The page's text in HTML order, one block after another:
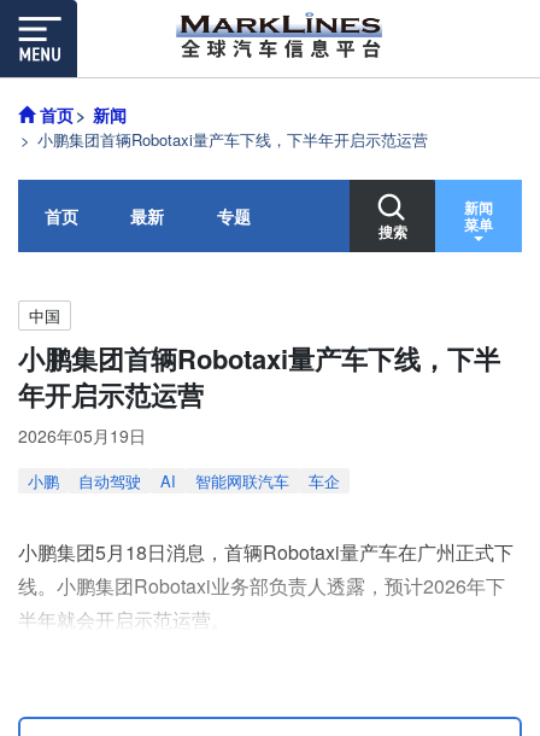
首页 新闻
小鹏集团首辆Robotaxi量产车下线，下半年开启示范运营
首页 最新 专题
搜索
新闻
菜单
中国
小鹏集团首辆Robotaxi量产车下线，下半
年开启示范运营
2026年05月19日
小鹏 自动驾驶 AI 智能网联汽车 车企
小鹏集团5月18日消息，首辆Robotaxi量产车在广州正式下
线。小鹏集团Robotaxi业务部负责人透露，预计2026年下
半年就会开启示范运营。
算力达3,000 TOPS，搭载小鹏第二代VLA大模型，具备实